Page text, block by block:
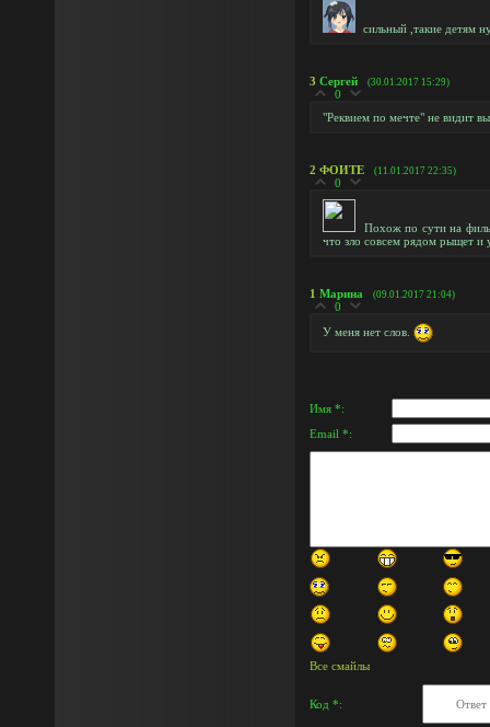
сильный ,такие детям
3 Сергей (30.01.2017 15:29)
0
"Реквием по мечте" не видит
2 ФОИТЕ (11.01.2017 22:35)
0
Похож по сути на
что зло совсем рядом рыщет и
1 Марина (09.01.2017 21:04)
0
У меня нет слов.
Имя *:
Email *:
Все смайлы
Код *: